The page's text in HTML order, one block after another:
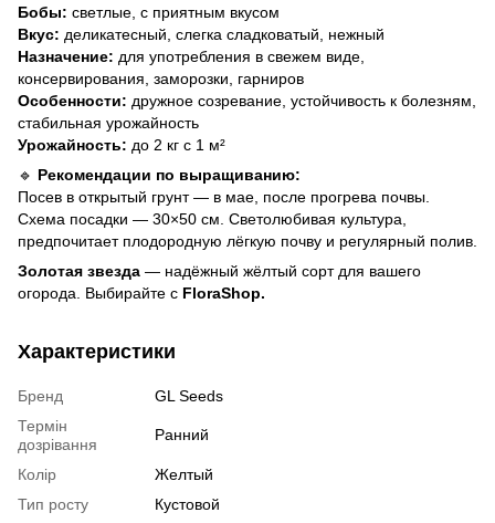
Бобы: светлые, с приятным вкусом
Вкус: деликатесный, слегка сладковатый, нежный
Назначение: для употребления в свежем виде,
консервирования, заморозки, гарниров
Особенности: дружное созревание, устойчивость к болезням,
стабильная урожайность
Урожайность: до 2 кг с 1 м²
🔹 Рекомендации по выращиванию:
Посев в открытый грунт — в мае, после прогрева почвы.
Схема посадки — 30×50 см. Светолюбивая культура,
предпочитает плодородную лёгкую почву и регулярный полив.
Золотая звезда — надёжный жёлтый сорт для вашего
огорода. Выбирайте с FloraShop.
Характеристики
Бренд
GL Seeds
Термін
дозрівання
Ранний
Колір
Желтый
Тип росту
Кустовой